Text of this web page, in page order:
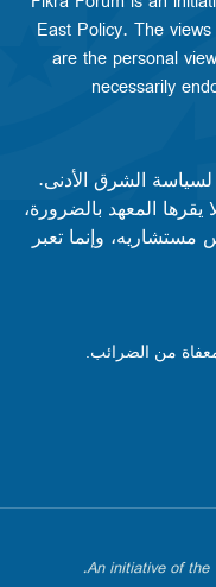
East Policy. The
are the personal
necessarily
الشرق الأدنى.
المعهد بالضرورة،
وإنما تعبر
The
The
The Washington
An initiative of the